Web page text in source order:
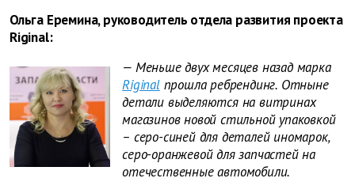
Ольга Еремина, руководитель отдела развития проекта
Riginal:
— Меньше двух месяцев назад марка
Riginalпрошла ребрендинг. Отныне
детали выделяются на витринах
магазинов новой стильной упаковкой
– серо-синей для деталей иномарок,
серо-оранжевой для запчастей на
отечественные автомобили.